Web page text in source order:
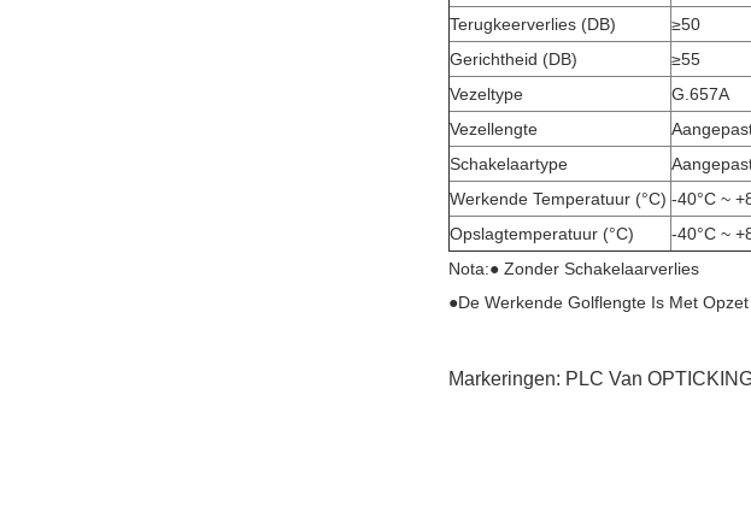
Terugkeerverlies (dB)
≥50
Gerichtheid (dB)
≥55
Vezeltype
G.657A
Vezellengte
Schakelaartype
Werkende Temperatuur (°C) -40°C ~
Opslagtemperatuur (°C)
-40°C ~
Nota:● Zonder Schakelaarverlies
●de Werkende Golflengte Is Met
Markeringen: PLC Van